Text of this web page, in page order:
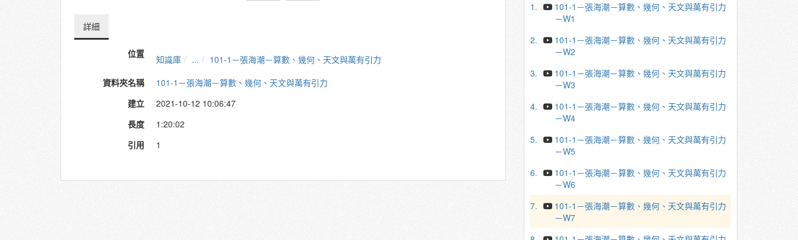
詳細
位置 知識庫 ...
101-1－張海潮－算數、幾何、天文與萬有引力
資料夾名稱
101-1－張海潮－算數、幾何、天文與萬有引力
建立
2021-10-12 10:06:47
長度
1:20:02
引用
1
1.
101-1－張海潮－算數、幾何、天文與萬有引力
－W1
2.
101-1－張海潮－算數、幾何、天文與萬有引力
－W2
3.
101-1－張海潮－算數、幾何、天文與萬有引力
－W3
4.
101-1－張海潮－算數、幾何、天文與萬有引力
－W4
5.
101-1－張海潮－算數、幾何、天文與萬有引力
－W5
6.
101-1－張海潮－算數、幾何、天文與萬有引力
－W6
7.
101-1－張海潮－算數、幾何、天文與萬有引力
－W7